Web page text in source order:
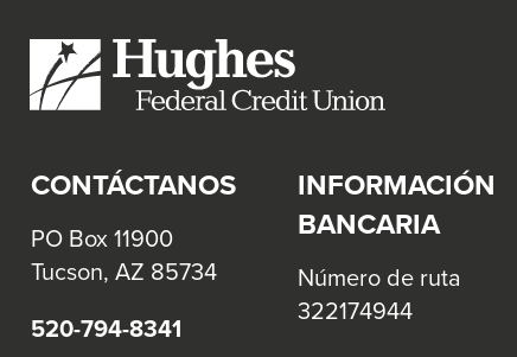
part
of
the
rather
go
through
menu
CONTÁCTANOS
PO Box 11900
Tucson, AZ 85734
520-794-8341
INFORMACIÓN
BANCARIA
Número de ruta
322174944